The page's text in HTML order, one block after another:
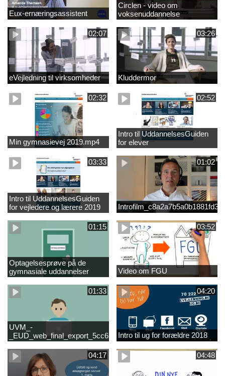
Eux-ernæringsassistent
Circlen - video om
voksenuddannelse
02:07
eVejledning til virksomheder
03:26
Kluddermor
02:32
Min gymnasievej 2019.mp4
02:52
Intro til UddannelsesGuiden
for elever
03:33
Intro til UddannelsesGuiden
for vejledere og lærere 2019
01:02
01:15
Optagelsesprøve på de
gymnasiale uddannelser
03:52
Video om FGU
01:33
UVM_-
04:20
Intro til ug for forældre 2018
04:17 04:48